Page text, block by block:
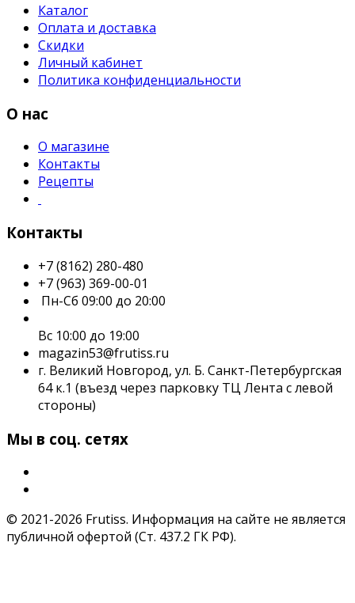
Каталог
Оплата и доставка
Скидки
Личный кабинет
Политика конфиденциальности
О нас
О магазине
Контакты
Рецепты
Контакты
+7 (8162) 280-480
+7 (963) 369-00-01
Пн-Сб 09:00 до 20:00
Вс 10:00 до 19:00
magazin53@frutiss.ru
г. Великий Новгород, ул. Б. Санкт-Петербургская
64 к.1 (въезд через парковку ТЦ Лента с левой
стороны)
Мы в соц. сетях
© 2021-2026 Frutiss. Информация на сайте не является
публичной офертой (Ст. 437.2 ГК РФ).